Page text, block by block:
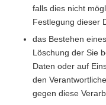
falls dies nicht
Festlegung dieser
das Bestehen
Löschung der Sie
Daten oder auf
den
gegen diese